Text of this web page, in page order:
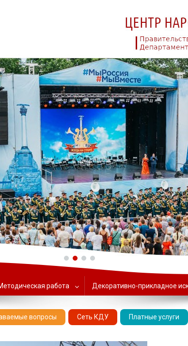
Центр народного
работа Декоративно-прикладное
вопросы Сеть КДУ Платные услуги